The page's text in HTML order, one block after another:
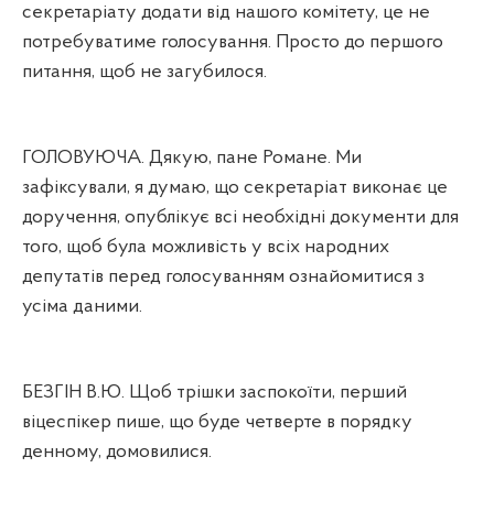
секретаріату додати від нашого комітету, це не
потребуватиме голосування. Просто до першого
питання, щоб не загубилося.
ГОЛОВУЮЧА. Дякую, пане Романе. Ми
зафіксували, я думаю, що секретаріат виконає це
доручення, опублікує всі необхідні документи для
того, щоб була можливість у всіх народних
депутатів перед голосуванням ознайомитися з
усіма даними.
БЕЗГІН В.Ю. Щоб трішки заспокоїти, перший
віцеспікер пише, що буде четверте в порядку
денному, домовилися.